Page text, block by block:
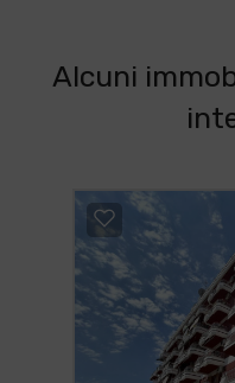
Alcuni